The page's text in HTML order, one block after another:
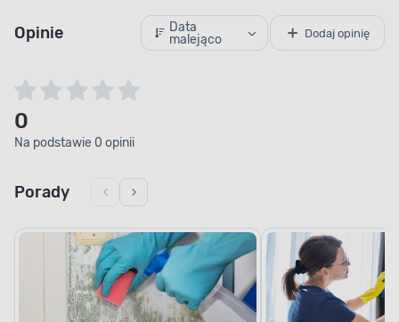
Opinie
Data
malejąco
Dodaj opinię
0
Na podstawie 0 opinii
Porady